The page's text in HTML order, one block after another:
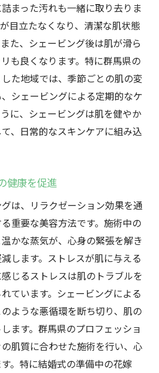
と共に行うべきスキンケア
けたいシェービングの魅力
のシェービングサロンでリラ
応したシェービングの秘密
気のリラクゼーションサロン
施術中の心地よい空間づくり
プロの技術とおもてなし
群馬のシェービング体験
用した群馬県のシェービング
ーン
ェービング製品の特徴
質なシェービングクリームの
を実現する施術の流れ
の肌を保護する保湿ケア
える肌への影響
できるおすすめのシェービン
まった汚れも一緒に取り去りま
目立たなくなり、清潔な肌状態
た、シェービング後は肌が滑ら
も良くなります。特に群馬県の
た地域では、季節ごとの肌の変
シェービングによる定期的なケ
に、シェービングは肌を健やか
、日常的なスキンケアに組み込
健康を促進
は、リラクゼーション効果を通
重要な美容方法です。施術中の
かな蒸気が、心身の緊張を解き
します。ストレスが肌に与える
じるストレスは肌のトラブルを
ています。シェービングによる
ような悪循環を断ち切り、肌の
ます。群馬県のプロフェッショ
肌質に合わせた施術を行い、心
。特に結婚式の準備中の花嫁